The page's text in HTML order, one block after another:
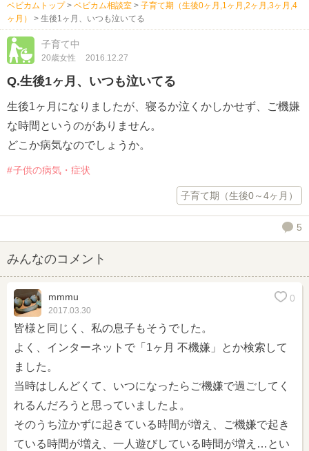
ベビカムトップ > ベビカム相談室 > 子育て期（生後0ヶ月,1ヶ月,2ヶ月,3ヶ月,4
ヶ月）
> 生後1ヶ月、いつも泣いてる
子育て中
20歳女性 2016.12.27
Q.生後1ヶ月、いつも泣いてる
生後1ヶ月になりましたが、寝るか泣くかしかせず、ご機嫌
な時間というのがありません。
どこか病気なのでしょうか。
子供の病気・症状
子育て期（生後0～4ヶ月）
5
みんなのコメント
mmmu
2017.03.30
0
皆様と同じく、私の息子もそうでした。
よく、インターネットで「1ヶ月 不機嫌」とか検索して
ました。
当時はしんどくて、いつになったらご機嫌で過ごしてく
れるんだろうと思っていましたよ。
そのうち泣かずに起きている時間が増え、ご機嫌で起き
ている時間が増え、一人遊びしている時間が増え…とい